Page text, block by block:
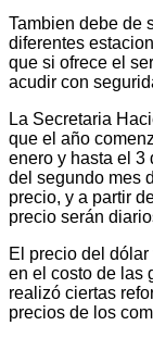
Tambien debe de
diferentes
que si ofrece el
acudir con
La Secretaria
que el año
enero y hasta el 3
del segundo mes
precio, y a partir
precio serán
El precio del
en el costo de las
realizó ciertas
precios de los